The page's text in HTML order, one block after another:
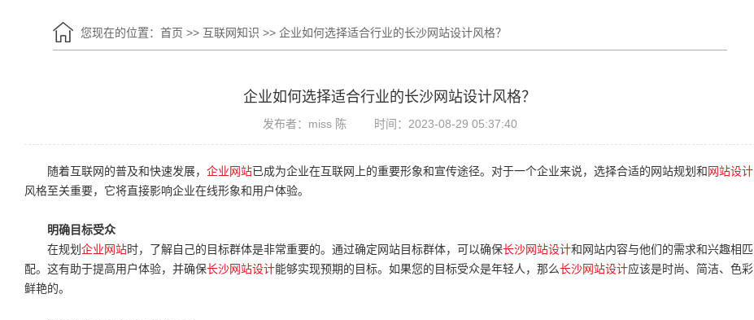
您现在的位置： 首页 >> 互联网知识 >> 企业如何选择适合行业的长沙网站设计风格？
企业如何选择适合行业的长沙网站设计风格？
发布者：miss 陈 时间：2023-08-29 05:37:40
随着互联网的普及和快速发展， 企业网站已成为企业在互联网上的重要形象和宣传途径。对于一个企业来说，选择合适的网站规划和网站设计
风格至关重要，它将直接影响企业在线形象和用户体验。
明确目标受众
在规划 企业网站时，了解自己的目标群体是非常重要的。通过确定网站目标群体，可以确保长沙网站设计和网站内容与他们的需求和兴趣相匹
配。这有助于提高用户体验，并确保长沙网站设计能够实现预期的目标。如果您的目标受众是年轻人，那么长沙网站设计应该是时尚、简洁、色彩
鲜艳的。